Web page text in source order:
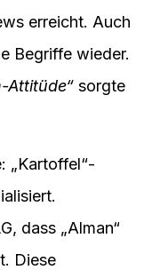
erreicht. Auch
Begriffe wieder.
Attitüde“ sorgte
„Kartoffel“-
dass „Alman“
Diese